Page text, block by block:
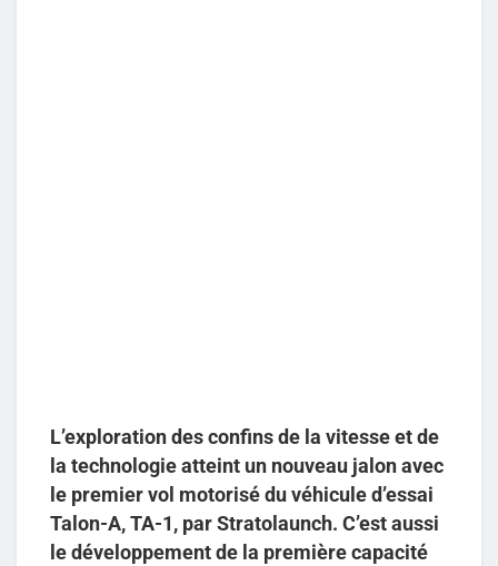
L’exploration des confins de la vitesse et de
la technologie atteint un nouveau jalon avec
le premier vol motorisé du véhicule d’essai
Talon-A, TA-1, par Stratolaunch. C’est aussi
le développement de la première capacité